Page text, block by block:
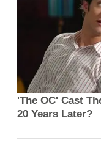
'The OC' Cast
20 Years Later?